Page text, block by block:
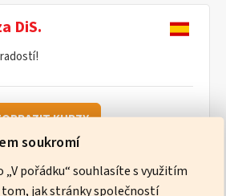
soukromí
pořádku“ souhlasíte s využitím
jak stránky společností
DiS.
KURZY